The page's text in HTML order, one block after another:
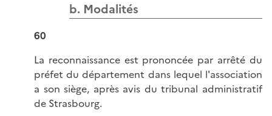
b. Modalités
60
La reconnaissance est prononcée par arrêté du
préfet du département dans lequel l'association
a son siège, après avis du tribunal administratif
de Strasbourg.